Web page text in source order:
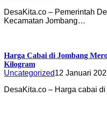
DesaKita.co – Pemerintah
Kecamatan Jombang…
Harga Cabai di Jombang
Kilogram
Uncategorized12 Januari
DesaKita.co – Harga cabai